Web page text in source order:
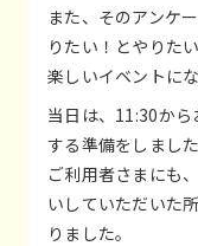
また、そのアンケ
りたい！とやりた
楽しいイベントに
当日は、11:30か
する準備をしました
ご利用者さまにも
いしていただいた
りました。